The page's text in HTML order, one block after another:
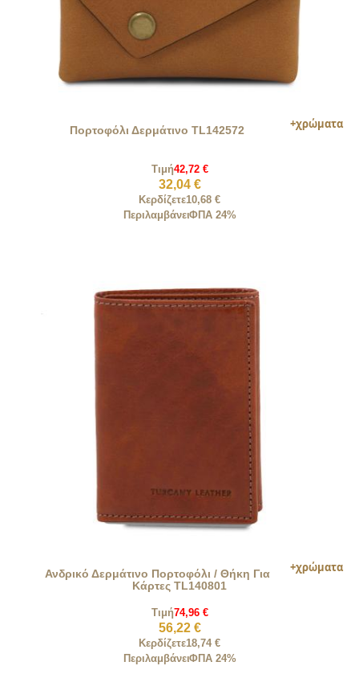
Πορτοφόλι Δερμάτινο TL142572
Τιμή42,72 €
32,04 €
Κερδίζετε10,68 €
ΠεριλαμβάνειΦΠΑ 24%
Ανδρικό Δερμάτινο Πορτοφόλι / Θήκη Για
Κάρτες TL140801
Τιμή74,96 €
56,22 €
Κερδίζετε18,74 €
ΠεριλαμβάνειΦΠΑ 24%